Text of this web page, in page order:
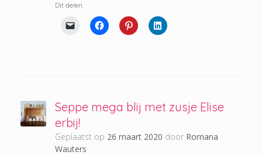
Dit delen:
Seppe mega blij met zusje Elise
erbij!
Geplaatst op 26 maart 2020 door Romana
Wauters